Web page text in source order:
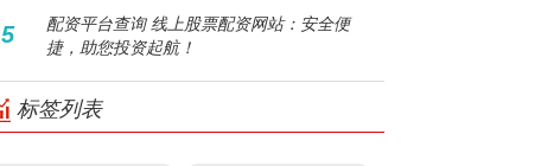
配资平台查询 线上股票配资网站：安全便
捷，助您投资起航！
标签列表